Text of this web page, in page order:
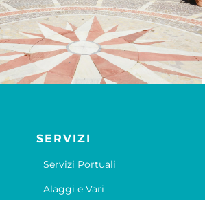
SERVIZI
Servizi Portuali
Alaggi e Vari